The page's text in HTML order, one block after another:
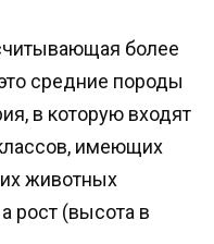
более
средние породы
в которую входят
имеющих
животных
рост (высота в